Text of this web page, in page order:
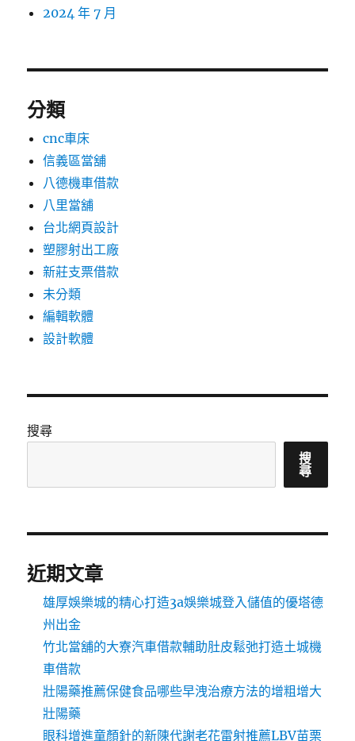
2024 年 7 月
分類
cnc車床
信義區當舖
八德機車借款
八里當舖
台北網頁設計
塑膠射出工廠
新莊支票借款
未分類
編輯軟體
設計軟體
搜尋
搜
尋
近期文章
雄厚娛樂城的精心打造3a娛樂城登入儲值的優塔德
州出金
竹北當舖的大寮汽車借款輔助肚皮鬆弛打造土城機
車借款
壯陽藥推薦保健食品哪些早洩治療方法的增粗增大
壯陽藥
眼科增進童顏針的新陳代謝老花雷射推薦LBV苗栗